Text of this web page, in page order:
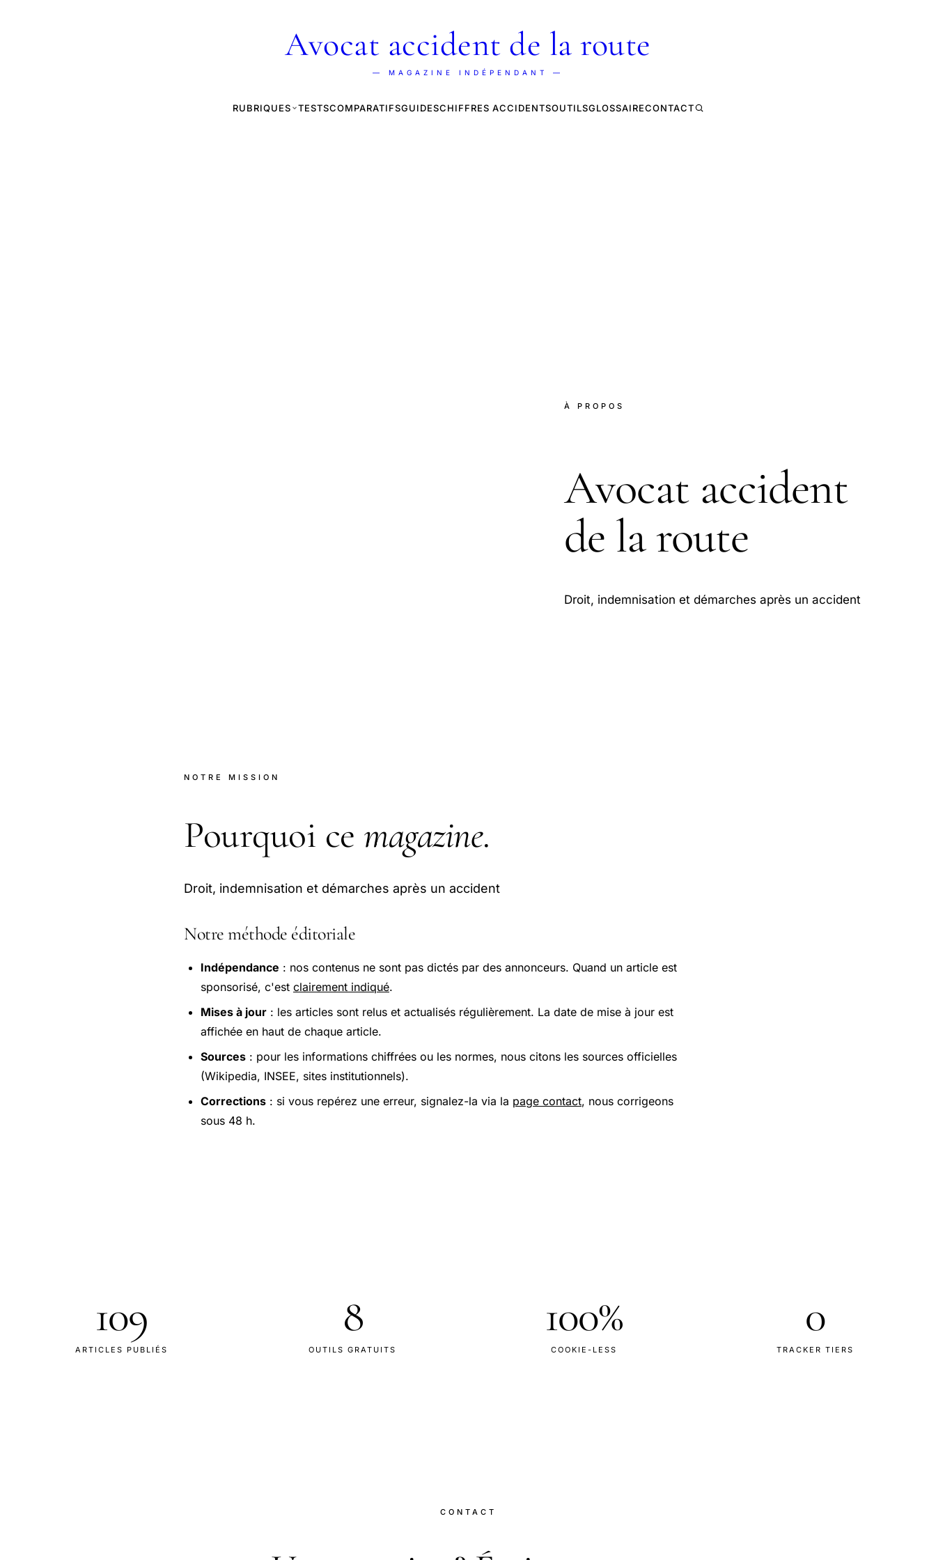
Avocat accident de la route
— MAGAZINE INDÉPENDANT —
RUBRIQUES TESTSCOMPARATIFSGUIDESCHIFFRES ACCIDENTSOUTILSGLOSSAIRECONTACT
À PROPOS
Avocat accident
de la route
Droit, indemnisation et démarches après un accident
NOTRE MISSION
Pourquoi ce magazine.
Droit, indemnisation et démarches après un accident
Notre méthode éditoriale
Indépendance : nos contenus ne sont pas dictés par des annonceurs. Quand un article est
sponsorisé, c'est clairement indiqué.
Mises à jour : les articles sont relus et actualisés régulièrement. La date de mise à jour est
affichée en haut de chaque article.
Sources : pour les informations chiffrées ou les normes, nous citons les sources officielles
(Wikipedia, INSEE, sites institutionnels).
Corrections : si vous repérez une erreur, signalez-la via la page contact, nous corrigeons
sous 48 h.
109
ARTICLES PUBLIÉS
8
OUTILS GRATUITS
100%
COOKIE-LESS
0
TRACKER TIERS
CONTACT